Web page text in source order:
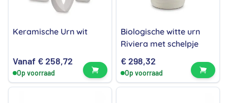
Keramische Urn wit
Vanaf €258,72
Op voorraad Bekijk product
Biologische witte urn
Riviera met schelpje
€298,32
Op voorraad